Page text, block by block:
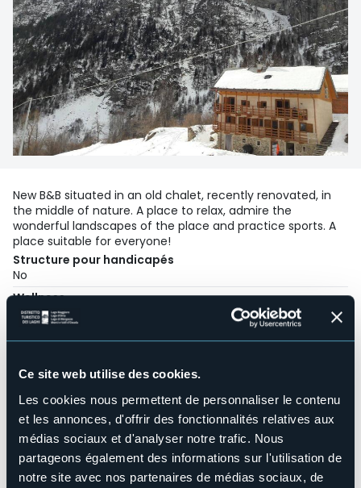
Ce site web utilise des cookies.
Les cookies nous permettent de personnaliser le contenu
et les annonces, d'offrir des fonctionnalités relatives aux
médias sociaux et d'analyser notre trafic. Nous
partageons également des informations sur l'utilisation de
notre site avec nos partenaires de médias sociaux, de
New B&B situated in an old chalet, recently renovated, in
the middle of nature. A place to relax, admire the
wonderful landscapes of the place and practice sports. A
place suitable for everyone!
Structure pour handicapés
No
Wellness
No
Piscine
Animaux acceptés
Sì
Nombres de chambres